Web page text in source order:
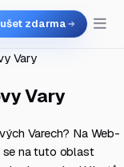
zdarma
Vary
Vary
Varech? Na Web-
se na tuto oblast